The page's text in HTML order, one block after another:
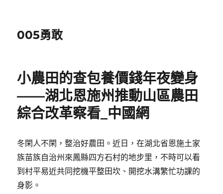
005勇敢
小農田的查包養價錢年夜變身
——湖北恩施州推動山區農田
綜合改革察看_中國網
冬閑人不閑，整治好農田。近日，在湖北省恩施土家
族苗族自治州來鳳縣四方石村的地步里，不時可以看
到村平易近共同挖機平整田坎、開挖水溝繁忙功課的
身影。